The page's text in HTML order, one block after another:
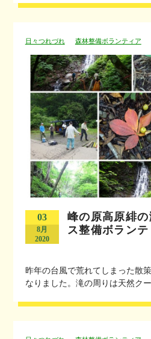
日々つれづれ 森林整備ボランティア
03
8月
2020
峰の原高原緋
ス整備ボランテ
昨年の台風で荒れてしまった散
なりました。滝の周りは天然ク